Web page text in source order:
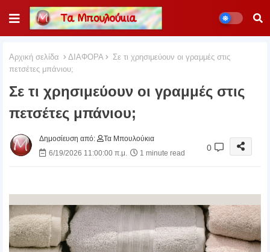
Αρχική σελίδα ΔΙΑΦΟΡΑ
Σε τι χρησιμεύουν οι γραμμές στις
πετσέτες μπάνιου;
Σε τι χρησιμεύουν οι γραμμές στις
πετσέτες μπάνιου;
Δημοσίευση από:
Τα Μπουλούκια
6/19/2026 11:00:00 π.μ.
1 minute read
0